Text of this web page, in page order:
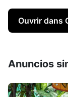
Ouvrir dans
Anuncios